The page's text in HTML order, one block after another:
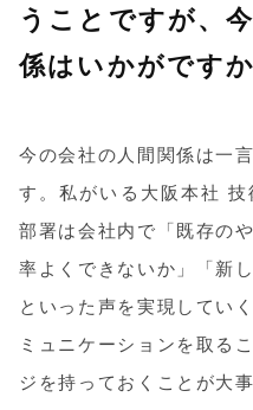
うことですが、
係はいかがです
今の会社の人間関係は一
す。私がいる大阪本社 技
部署は会社内で「既存の
率よくできないか」「新
といった声を実現してい
ミュニケーションを取る
ジを持っておくことが大